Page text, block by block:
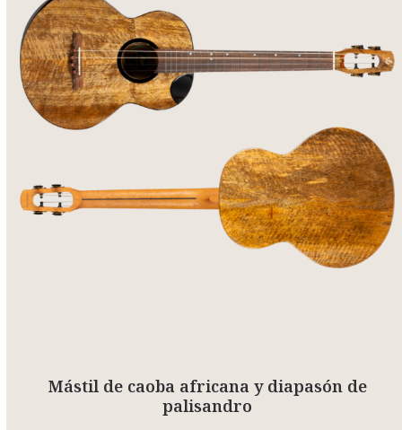
Mástil de caoba africana y diapasón de
palisandro